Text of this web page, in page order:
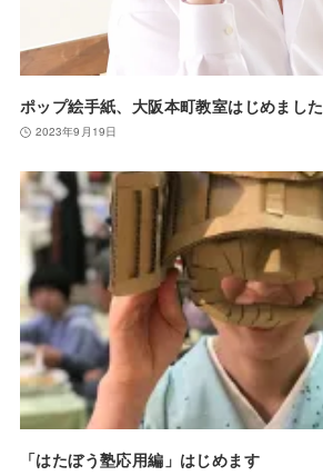
ポップ絵手紙、大阪本町教室はじめました
2023年9月19日
「はたぼう塾応用編」はじめます